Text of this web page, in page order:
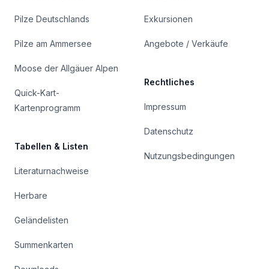
Pilze Deutschlands
Pilze am Ammersee
Moose der Allgäuer Alpen
Quick-Kart-
Kartenprogramm
Tabellen & Listen
Literaturnachweise
Herbare
Geländelisten
Summenkarten
Exkursionen
Angebote / Verkäufe
Rechtliches
Impressum
Datenschutz
Nutzungsbedingungen